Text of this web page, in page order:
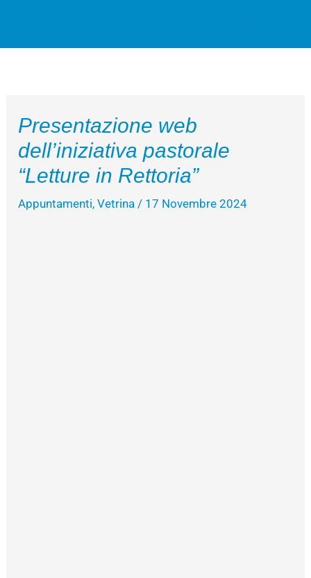
Presentazione web
dell’iniziativa pastorale
“Letture in Rettoria”
Appuntamenti,Vetrina / 17 Novembre 2024